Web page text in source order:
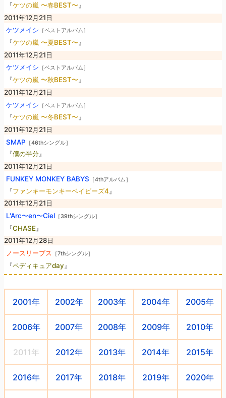
『ケツの嵐 〜春BEST〜』
2011年12月21日
ケツメイシ
［ベストアルバム］
『ケツの嵐 〜夏BEST〜』
2011年12月21日
ケツメイシ
［ベストアルバム］
『ケツの嵐 〜秋BEST〜』
2011年12月21日
ケツメイシ
［ベストアルバム］
『ケツの嵐 〜冬BEST〜』
2011年12月21日
SMAP
［46thシングル］
『僕の半分』
2011年12月21日
FUNKEY MONKEY BABYS
［4thアルバム］
『ファンキーモンキーベイビーズ4 』
2011年12月21日
L'Arc〜en〜Ciel ［39thシングル］
『CHASE』
2011年12月28日
ノースリーブス
［7thシングル］
『ペディキュアday 』
2001年 2002年 2003年 2004年 2005年
2006年 2007年 2008年 2009年 2010年
2011年 2012年 2013年 2014年 2015年
2016年 2017年 2018年 2019年 2020年